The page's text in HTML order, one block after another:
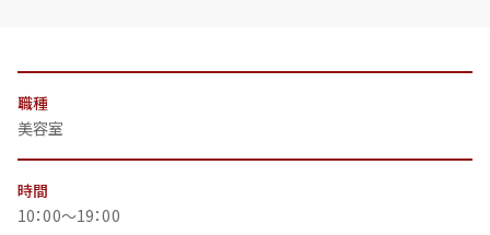
職種
美容室
時間
10：00～19：00